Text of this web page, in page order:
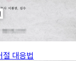
대응법